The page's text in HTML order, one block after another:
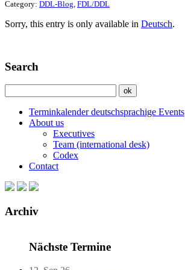
Category: DDL-Blog FDL/DDL
Sorry, this entry is only available in Deutsch.
Search
Terminkalender deutschsprachige Events
About us
Executives
Team (international desk)
Codex
Contact
Archiv
Nächste Termine